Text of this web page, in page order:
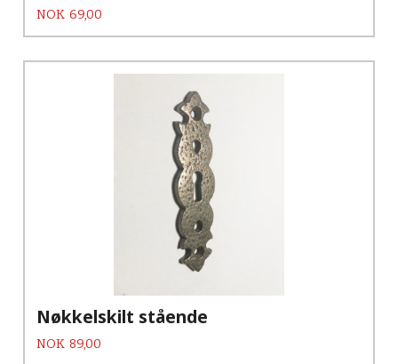
Pris
NOK 69,00
Nøkkelskilt stående
Pris
NOK 89,00